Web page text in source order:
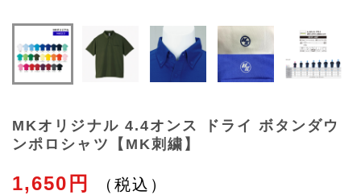
MKオリジナル 4.4オンス ドライ ボタンダウ
ンポロシャツ【MK刺繍】
1,650円